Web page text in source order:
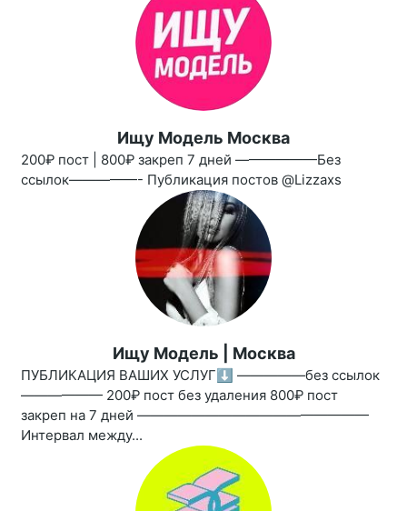
Ищу Модель Москва
200₽ пост | 800₽ закреп 7 дней ——————Без
ссылок—————- Публикация постов @Lizzaxs
Ищу Модель | Москва
ПУБЛИКАЦИЯ ВАШИХ УСЛУГ⬇️ —————без ссылок
—————— 200₽ пост без удаления 800₽ пост
закреп на 7 дней —————————————————
Интервал между...